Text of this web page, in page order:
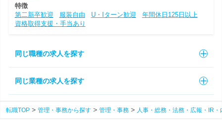
特徴
第二新卒歓迎
服装自由 U・Iターン歓迎
年間休日125日以上
資格取得支援・手当あり
同じ職種の求人を探す
同じ業種の求人を探す
転職TOP 管理・事務から探す 管理・事務 人事・総務・法務・広報・IR・